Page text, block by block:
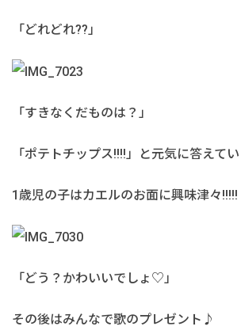
「どれどれ??」
「すきなくだものは？」
「ポテトチップス!!!!」と元気に答えて
1歳児の子はカエルのお面に興味津々!!!!!
「どう？かわいいでしょ♡」
その後はみんなで歌のプレゼント♪